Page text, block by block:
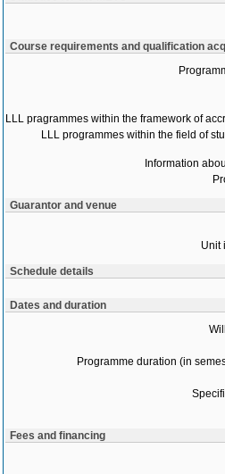
Course requirements and qualification
LLL pragrammes within the framework of
LLL programmes within the field of
Information
Guarantor and venue
Unit
Schedule details
Dates and duration
Programme duration (in
Fees and financing